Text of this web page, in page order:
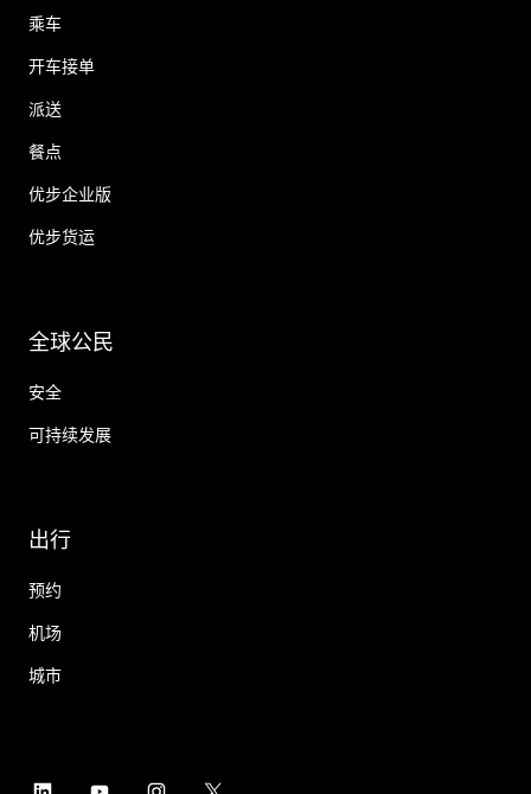
乘车
开车接单
派送
餐点
优步企业版
优步货运
全球公民
安全
可持续发展
出行
预约
机场
城市